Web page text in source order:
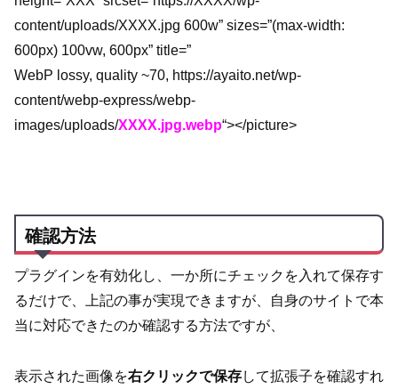
content/uploads/XXXX.jpg 600w” sizes=”(max-width:
600px) 100vw, 600px” title=”
WebP lossy, quality ~70, https://ayaito.net/wp-
content/webp-express/webp-
images/uploads/XXXX.jpg.webp“></picture>
確認方法
プラグインを有効化し、一か所にチェックを入れて保存す
るだけで、上記の事が実現できますが、自身のサイトで本
当に対応できたのか確認する方法ですが、
表示された画像を右クリックで保存して拡張子を確認すれ